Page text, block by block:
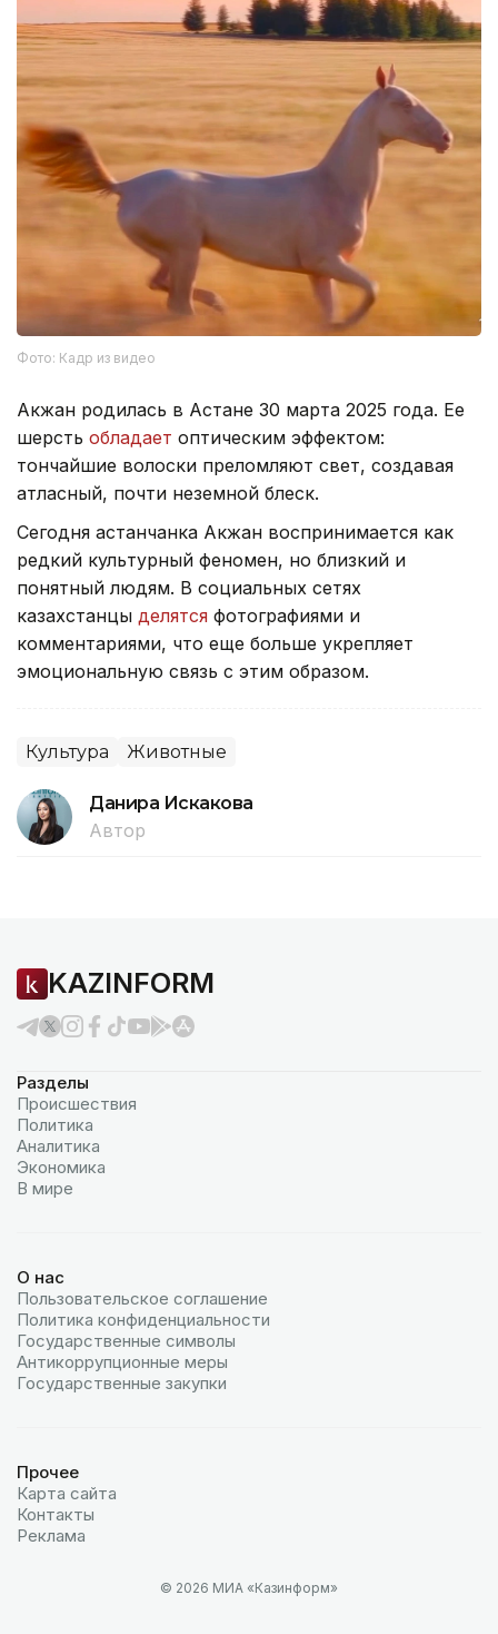
Фото: Кадр из видео
Акжан родилась в Астане 30 марта 2025 года. Ее
шерсть обладает оптическим эффектом:
тончайшие волоски преломляют свет, создавая
атласный, почти неземной блеск.
Сегодня астанчанка Акжан воспринимается как
редкий культурный феномен, но близкий и
понятный людям. В социальных сетях
казахстанцы делятся фотографиями и
комментариями, что еще больше укрепляет
эмоциональную связь с этим образом.
Культура Животные
Данира Искакова
Автор
KAZINFORM
Разделы
Происшествия
Политика
Аналитика
Экономика
В мире
О нас
Пользовательское соглашение
Политика конфиденциальности
Государственные символы
Антикоррупционные меры
Государственные закупки
Прочее
Карта сайта
Контакты
Реклама
© 2026 МИА «Казинформ»